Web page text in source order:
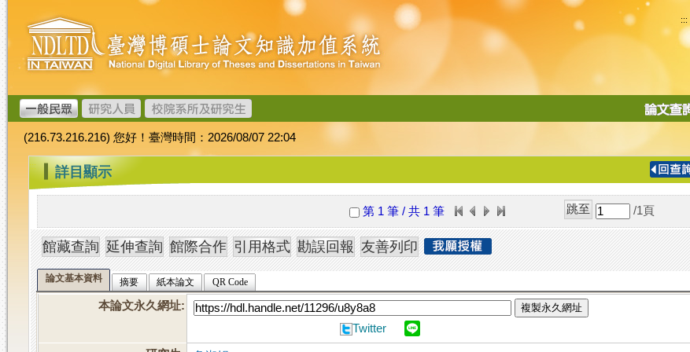
跳
到
主
要
內
容
臺
灣
博
碩
士
論
文
加
值
系
統
:::
導
(216.73.216.216) 您好！臺灣時間：2026/08/07 22:04
::: 詳目顯示
第 1 筆 / 共 1 筆 /1 頁
論文基本資料 摘要 紙本論文 QR Code
本論文永久網址: 複製永久網址
Twitter